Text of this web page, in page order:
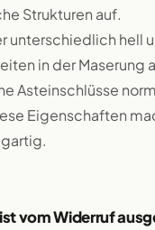
Strukturen auf.
unterschiedlich hell
in der Maserung
Asteinschlüsse
Eigenschaften
vom Widerruf